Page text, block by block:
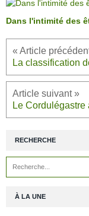
Dans l'intimité des
La classification
RECHERCHE
À LA UNE